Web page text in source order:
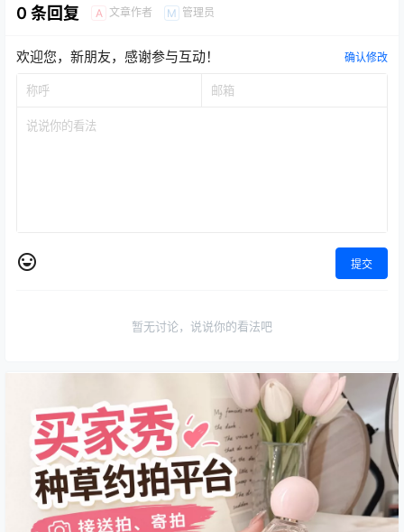
0 条回复 A 文章作者 M 管理员
欢迎您，新朋友，感谢参与互动！ 确认修改
提交
暂无讨论，说说你的看法吧